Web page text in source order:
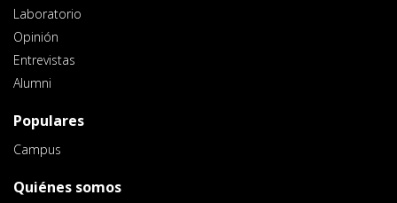
Laboratorio
Opinión
Entrevistas
Alumni
Populares
Campus
Quiénes somos